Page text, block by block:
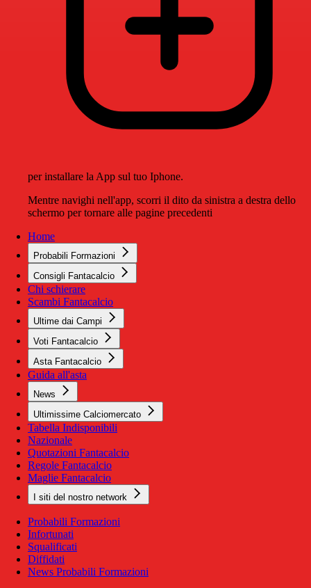
per installare la App sul tuo Iphone.
Mentre navighi nell'app, scorri il dito da sinistra a destra dello
schermo per tornare alle pagine precedenti
Home
Probabili Formazioni
Consigli Fantacalcio
Chi schierare
Scambi Fantacalcio
Ultime dai Campi
Voti Fantacalcio
Asta Fantacalcio
Guida all'asta
News
Ultimissime Calciomercato
Tabella Indisponibili
Nazionale
Quotazioni Fantacalcio
Regole Fantacalcio
Maglie Fantacalcio
I siti del nostro network
Probabili Formazioni
Infortunati
Squalificati
Diffidati
News Probabili Formazioni